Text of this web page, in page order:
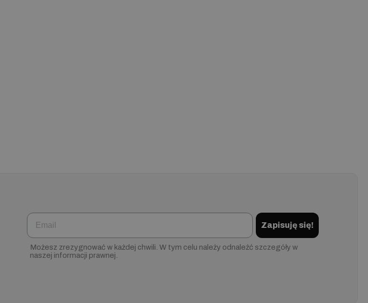
Email
Zapisuję się!
Możesz zrezygnować w każdej chwili. W tym celu należy odnaleźć szczegóły w
naszej informacji prawnej.